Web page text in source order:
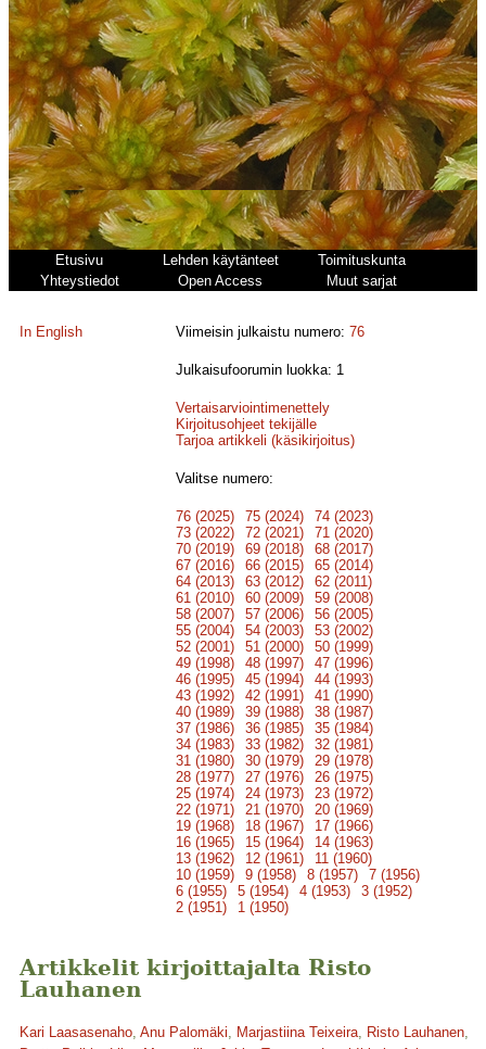
Etusivu Lehden käytänteet
Toimituskunta
Yhteystiedot
Open Access Muut sarjat
In English Viimeisin julkaistu numero:76
Julkaisufoorumin luokka: 1
Vertaisarviointimenettely
Kirjoitusohjeet tekijälle
Tarjoa artikkeli (käsikirjoitus)
Valitse numero:
76 (2025) 75 (2024)
74 (2023)
73 (2022)
72 (2021)
71 (2020)
70 (2019)
69 (2018)
68 (2017)
67 (2016)
66 (2015)
65 (2014)
64 (2013)
63 (2012)
62 (2011)
61 (2010)
60 (2009)
59 (2008)
58 (2007)
57 (2006)
56 (2005)
55 (2004)
54 (2003)
53 (2002)
52 (2001)
51 (2000)
50 (1999)
49 (1998)
48 (1997)
47 (1996)
46 (1995)
45 (1994)
44 (1993)
43 (1992)
42 (1991)
41 (1990)
40 (1989)
39 (1988)
38 (1987)
37 (1986)
36 (1985)
35 (1984)
34 (1983)
33 (1982)
32 (1981)
31 (1980)
30 (1979)
29 (1978)
28 (1977)
27 (1976)
26 (1975)
25 (1974)
24 (1973)
23 (1972)
22 (1971)
21 (1970)
20 (1969)
19 (1968)
18 (1967)
17 (1966)
16 (1965)
15 (1964)
14 (1963)
13 (1962)
12 (1961)
11 (1960)
10 (1959)
9 (1958) 8 (1957)
7 (1956)
6 (1955)
5 (1954) 4 (1953)
3 (1952)
2 (1951)
1 (1950)
Artikkelit kirjoittajalta Risto
Lauhanen
Kari Laasasenaho, Anu Palomäki, Marjastiina Teixeira, Risto Lauhanen,